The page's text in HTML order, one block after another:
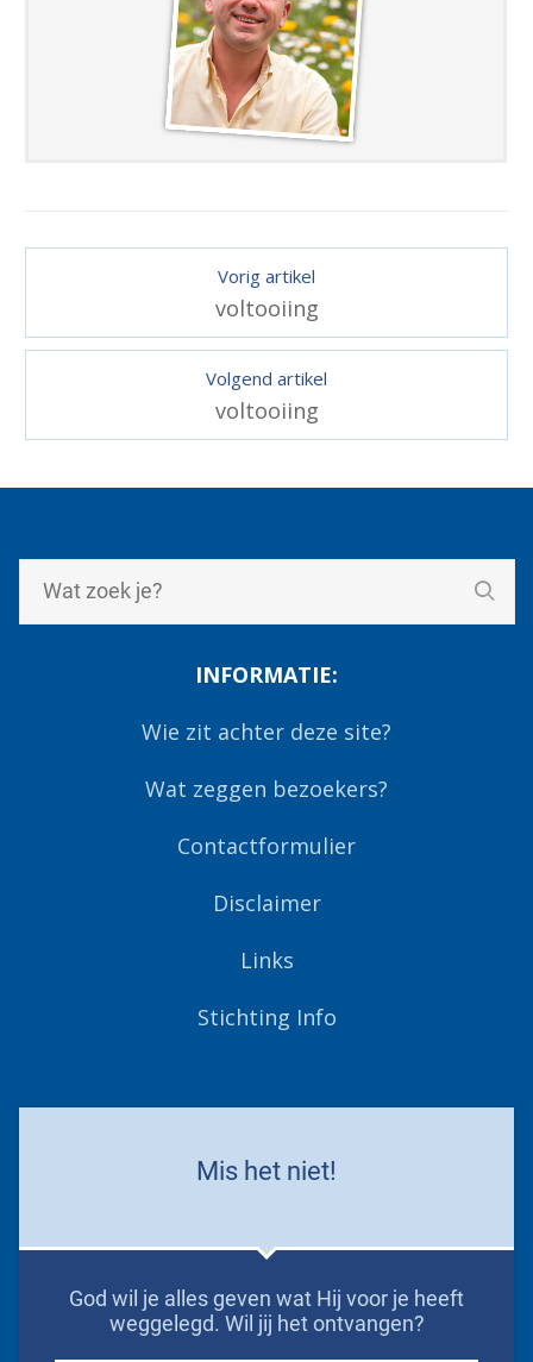
Vorig artikel
voltooiing
Volgend artikel
voltooiing
INFORMATIE:
Wie zit achter deze site?
Wat zeggen bezoekers?
Contactformulier
Disclaimer
Links
Stichting Info
Mis het niet!
God wil je alles geven wat Hij voor je heeft
weggelegd. Wil jij het ontvangen?